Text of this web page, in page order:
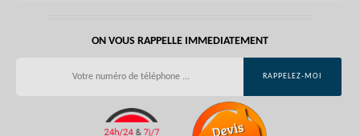
ON VOUS RAPPELLE IMMEDIATEMENT